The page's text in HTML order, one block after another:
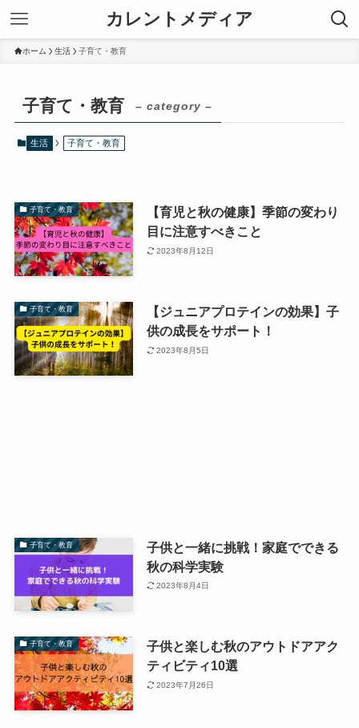
カレントメディア
ホーム 生活 子育て・教育
子育て・教育 – category –
生活 子育て・教育
子育て・教育
【育児と秋の健康】季節の変わり
目に注意すべきこと
2023年8月12日
子育て・教育
【ジュニアプロテインの効果】子
供の成長をサポート！
2023年8月5日
子育て・教育
子供と一緒に挑戦！家庭でできる
秋の科学実験
2023年8月4日
子育て・教育
子供と楽しむ秋のアウトドアアク
ティビティ10選
2023年7月26日